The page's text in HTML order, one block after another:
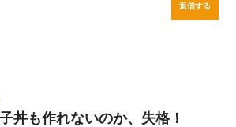
返信する
丼も作れないのか、失格！